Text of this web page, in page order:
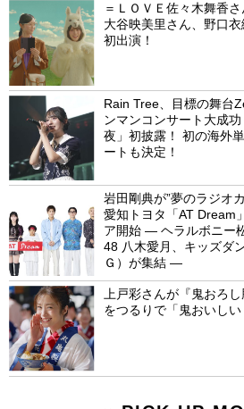
＝ＬＯＶＥ佐々木舞香
大谷映美里さん、野口
初出演！
Rain Tree、目標の舞台
ンマンコンサート大成
夜」初披露！ 初の海外
ートも決定！
岩田剛典が”夢のラジオ
愛知トヨタ「AT Dream
ア開始 ― ヘラルボニー
48 八木愛月、キッズダ
Ｇ）が集結 ―
上戸彩さんが『鬼おろ
をつるりで「鬼おいしい